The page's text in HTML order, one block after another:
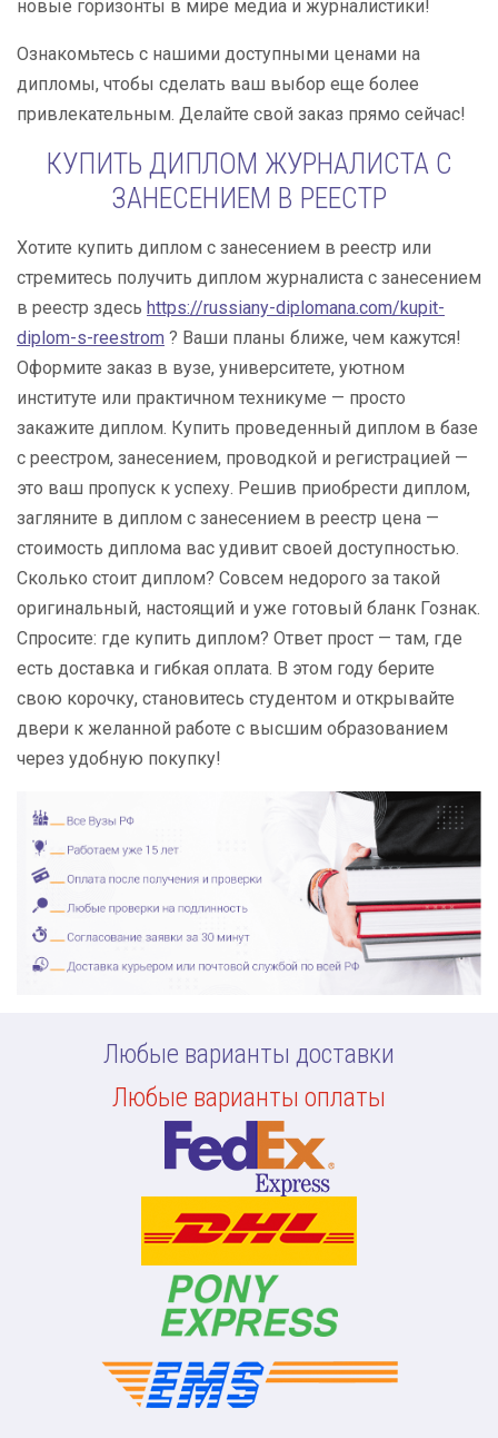
новые горизонты в мире медиа и журналистики!
Ознакомьтесь с нашими доступными ценами на
дипломы, чтобы сделать ваш выбор еще более
привлекательным. Делайте свой заказ прямо сейчас!
КУПИТЬ ДИПЛОМ ЖУРНАЛИСТА С
ЗАНЕСЕНИЕМ В РЕЕСТР
Хотите купить диплом с занесением в реестр или
стремитесь получить диплом журналиста с занесением
в реестр здесь https://russiany-diplomana.com/kupit-
diplom-s-reestrom ? Ваши планы ближе, чем кажутся!
Оформите заказ в вузе, университете, уютном
институте или практичном техникуме — просто
закажите диплом. Купить проведенный диплом в базе
с реестром, занесением, проводкой и регистрацией —
это ваш пропуск к успеху. Решив приобрести диплом,
загляните в диплом с занесением в реестр цена —
стоимость диплома вас удивит своей доступностью.
Сколько стоит диплом? Совсем недорого за такой
оригинальный, настоящий и уже готовый бланк Гознак.
Спросите: где купить диплом? Ответ прост — там, где
есть доставка и гибкая оплата. В этом году берите
свою корочку, становитесь студентом и открывайте
двери к желанной работе с высшим образованием
через удобную покупку!
Любые варианты доставки
Любые варианты оплаты